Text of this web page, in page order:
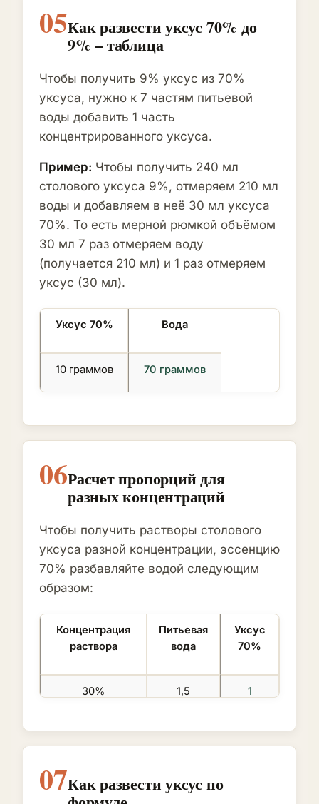
05Как развести уксус 70% до
9% – таблица
Чтобы получить 9% уксус из 70%
уксуса, нужно к 7 частям питьевой
воды добавить 1 часть
концентрированного уксуса.
Пример: Чтобы получить 240 мл
столового уксуса 9%, отмеряем 210 мл
воды и добавляем в неё 30 мл уксуса
70%. То есть мерной рюмкой объёмом
30 мл 7 раз отмеряем воду
(получается 210 мл) и 1 раз отмеряем
уксус (30 мл).
Уксус 70% Вода
10 граммов 70 граммов
100 граммов 700 граммов
06Расчет пропорций для
разных концентраций
Чтобы получить растворы столового
уксуса разной концентрации, эссенцию
70% разбавляйте водой следующим
образом:
Концентрация
раствора
Питьевая
вода
Уксус
70%
30%
1,5
1
07Как развести уксус по